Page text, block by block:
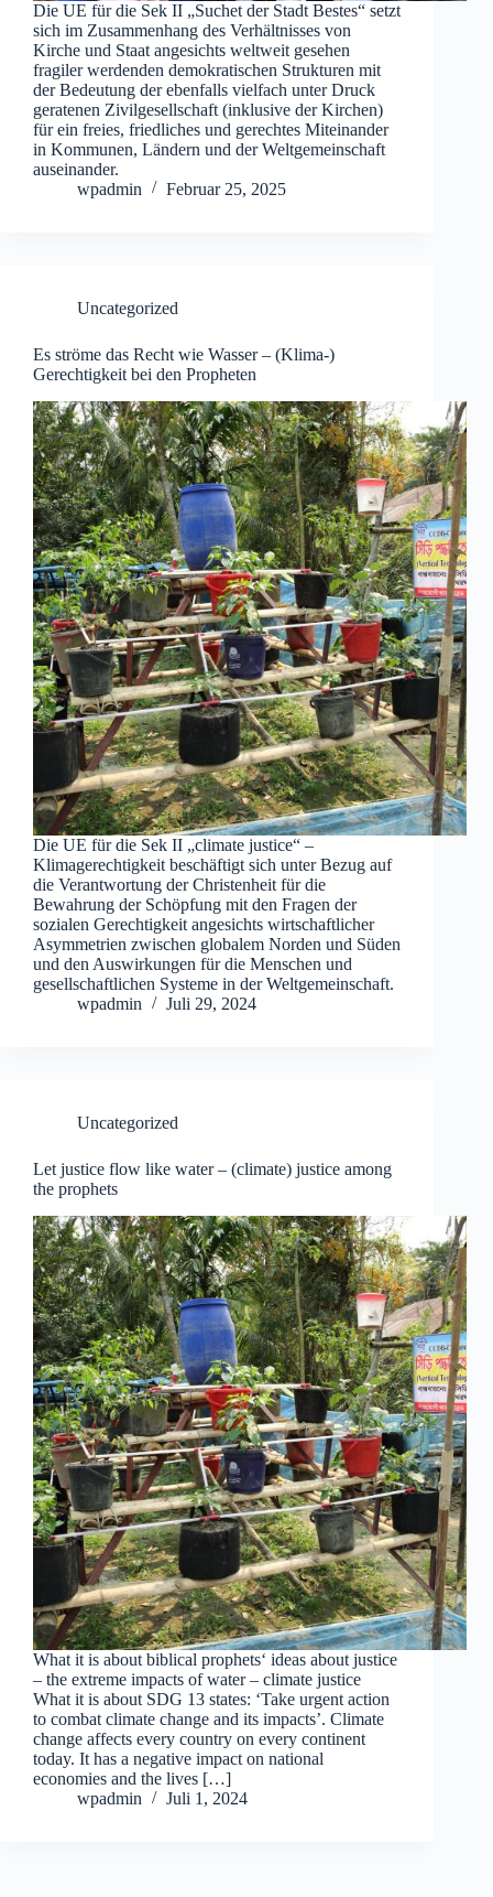
Die UE für die Sek II „Suchet der Stadt Bestes“ setzt
sich im Zusammenhang des Verhältnisses von
Kirche und Staat angesichts weltweit gesehen
fragiler werdenden demokratischen Strukturen mit
der Bedeutung der ebenfalls vielfach unter Druck
geratenen Zivilgesellschaft (inklusive der Kirchen)
für ein freies, friedliches und gerechtes Miteinander
in Kommunen, Ländern und der Weltgemeinschaft
auseinander.
wpadmin
Februar 25, 2025
Uncategorized
Es ströme das Recht wie Wasser – (Klima-)
Gerechtigkeit bei den Propheten
Die UE für die Sek II „climate justice“ –
Klimagerechtigkeit beschäftigt sich unter Bezug auf
die Verantwortung der Christenheit für die
Bewahrung der Schöpfung mit den Fragen der
sozialen Gerechtigkeit angesichts wirtschaftlicher
Asymmetrien zwischen globalem Norden und Süden
und den Auswirkungen für die Menschen und
gesellschaftlichen Systeme in der Weltgemeinschaft.
wpadmin
Juli 29, 2024
Uncategorized
Let justice flow like water – (climate) justice among
the prophets
What it is about biblical prophets‘ ideas about justice
– the extreme impacts of water – climate justice
What it is about SDG 13 states: ‘Take urgent action
to combat climate change and its impacts’. Climate
change affects every country on every continent
today. It has a negative impact on national
economies and the lives […]
wpadmin
Juli 1, 2024